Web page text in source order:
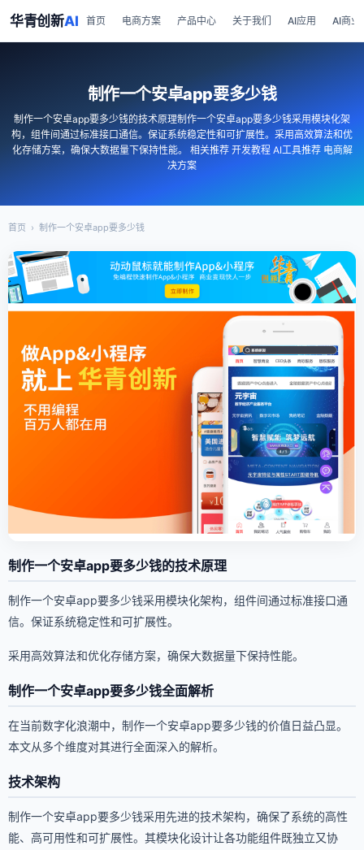
华青创新AI 首页 电商方案 产品中心 关于我们 AI应用 AI商业
制作一个安卓app要多少钱
制作一个安卓app要多少钱的技术原理制作一个安卓app要多少钱采用模块化架
构，组件间通过标准接口通信。保证系统稳定性和可扩展性。采用高效算法和优
化存储方案，确保大数据量下保持性能。 相关推荐 开发教程 AI工具推荐 电商解
决方案
首页 › 制作一个安卓app要多少钱
制作一个安卓app要多少钱的技术原理
制作一个安卓app要多少钱采用模块化架构，组件间通过标准接口通
信。保证系统稳定性和可扩展性。
采用高效算法和优化存储方案，确保大数据量下保持性能。
制作一个安卓app要多少钱全面解析
在当前数字化浪潮中，制作一个安卓app要多少钱的价值日益凸显。
本文从多个维度对其进行全面深入的解析。
技术架构
制作一个安卓app要多少钱采用先进的技术架构，确保了系统的高性
能、高可用性和可扩展性。其模块化设计让各功能组件既独立又协